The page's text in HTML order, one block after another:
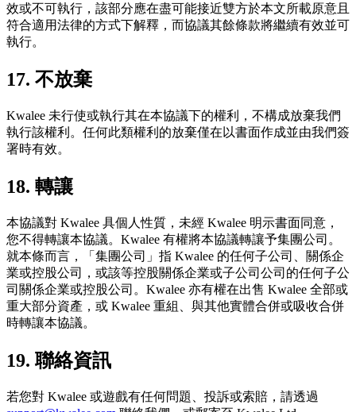
效或不可執行，該部分應在盡可能接近雙方於本文所載原意且
符合適用法律的方式下解釋，而協議其餘條款將繼續有效並可
執行。
17. 不放棄
Kwalee 未行使或執行其在本協議下的權利，不構成放棄我們
執行該權利。任何此類權利的放棄僅在以書面作成並由我們簽
署時有效。
18. 轉讓
本協議對 Kwalee 具個人性質，未經 Kwalee 明示書面同意，
您不得轉讓本協議。Kwalee 有權將本協議轉讓予集團公司。
就本條而言，「集團公司」指 Kwalee 的任何子公司、關係企
業或控股公司，或該等控股關係企業或子公司公司的任何子公
司關係企業或控股公司。Kwalee 亦有權在出售 Kwalee 全部或
重大部分資產，或 Kwalee 重組、與其他實體合併或吸收合併
時轉讓本協議。
19. 聯絡資訊
若您對 Kwalee 或遊戲有任何問題、投訴或索賠，請透過